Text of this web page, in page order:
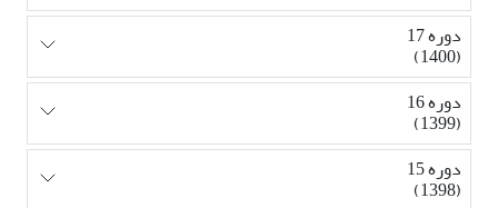
دوره 17
(1400)
دوره 16
(1399)
دوره 15
(1398)